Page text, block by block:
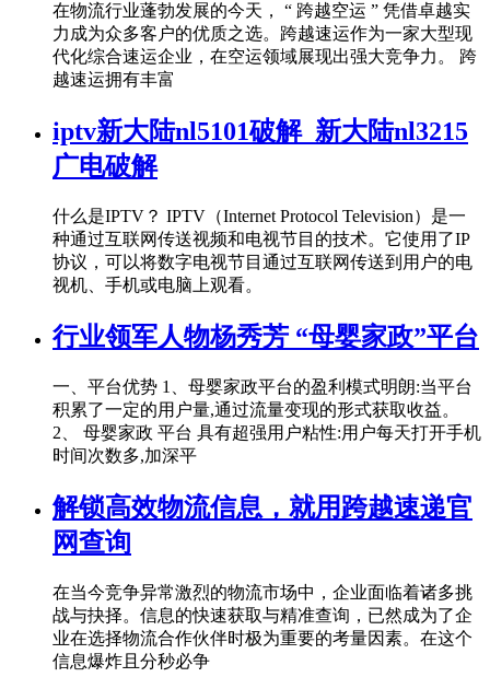
在物流行业蓬勃发展的今天， “ 跨越空运 ” 凭借卓越实
力成为众多客户的优质之选。跨越速运作为一家大型现
代化综合速运企业，在空运领域展现出强大竞争力。 跨
越速运拥有丰富
iptv新大陆nl5101破解_新大陆nl3215
广电破解
什么是IPTV？ IPTV（Internet Protocol Television）是一
种通过互联网传送视频和电视节目的技术。它使用了IP
协议，可以将数字电视节目通过互联网传送到用户的电
视机、手机或电脑上观看。
行业领军人物杨秀芳 “母婴家政”平台
一、平台优势 1、母婴家政平台的盈利模式明朗:当平台
积累了一定的用户量,通过流量变现的形式获取收益。
2、 母婴家政 平台 具有超强用户粘性:用户每天打开手机
时间次数多,加深平
解锁高效物流信息，就用跨越速递官
网查询
在当今竞争异常激烈的物流市场中，企业面临着诸多挑
战与抉择。信息的快速获取与精准查询，已然成为了企
业在选择物流合作伙伴时极为重要的考量因素。在这个
信息爆炸且分秒必争